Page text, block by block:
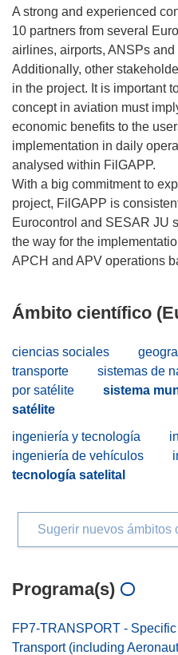
A strong and experienced
10 partners from several
airlines, airports, ANSPs
Additionally, other
in the project. It is important
concept in aviation must
economic benefits to the
implementation in daily
analysed within FilGAPP.
With a big commitment to
project, FilGAPP is
Eurocontrol and SESAR JU
the way for the
Ámbito científico
ciencias sociales
transporte
sistemas de
por satélite
sistema
satélite
ingeniería y tecnología
ingeniería de vehículos
tecnología satelital
Sugerir nuevos ámbitos
Programa(s)
FP7-TRANSPORT -
Transport (including